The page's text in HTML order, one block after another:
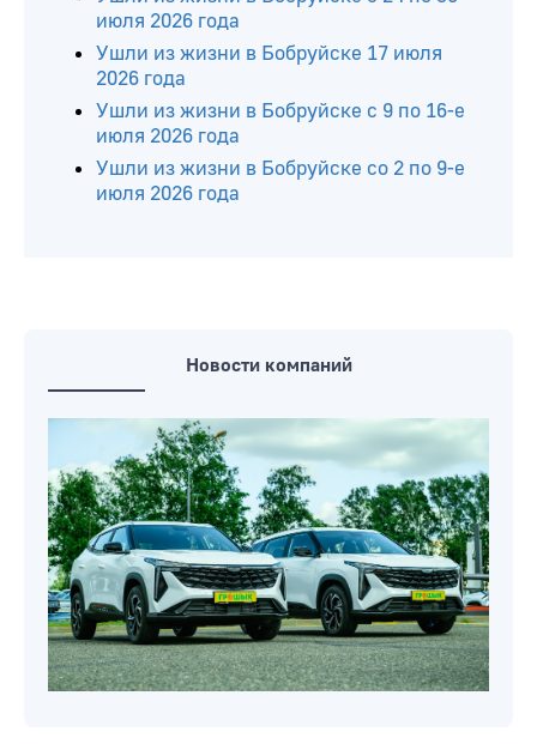
июля 2026 года
Ушли из жизни в Бобруйске 17 июля
2026 года
Ушли из жизни в Бобруйске с 9 по 16-е
июля 2026 года
Ушли из жизни в Бобруйске со 2 по 9-е
июля 2026 года
Новости компаний